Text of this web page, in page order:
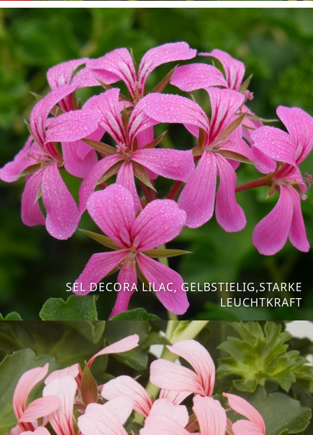
SEL DECORA LILAC, GELBSTIELIG,STARKE
LEUCHTKRAFT